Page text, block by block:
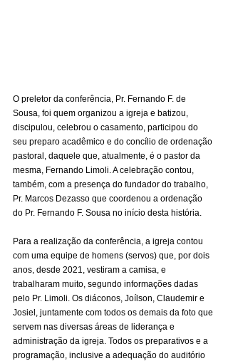
O preletor da conferência, Pr. Fernando F. de
Sousa, foi quem organizou a igreja e batizou,
discipulou, celebrou o casamento, participou do
seu preparo acadêmico e do concílio de ordenação
pastoral, daquele que, atualmente, é o pastor da
mesma, Fernando Limoli. A celebração contou,
também, com a presença do fundador do trabalho,
Pr. Marcos Dezasso que coordenou a ordenação
do Pr. Fernando F. Sousa no início desta história.
Para a realização da conferência, a igreja contou
com uma equipe de homens (servos) que, por dois
anos, desde 2021, vestiram a camisa, e
trabalharam muito, segundo informações dadas
pelo Pr. Limoli. Os diáconos, Joílson, Claudemir e
Josiel, juntamente com todos os demais da foto que
servem nas diversas áreas de liderança e
administração da igreja. Todos os preparativos e a
programação, inclusive a adequação do auditório